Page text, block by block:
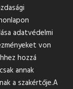
adatvédelmi
von
hozzá
annak
a szakértője.A